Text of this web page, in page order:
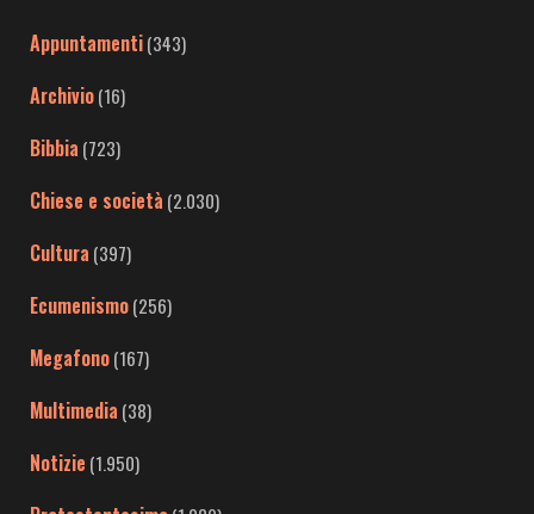
Appuntamenti(343)
Archivio(16)
Bibbia (723)
Chiese e società (2.030)
Cultura (397)
Ecumenismo(256)
Megafono(167)
Multimedia (38)
Notizie (1.950)